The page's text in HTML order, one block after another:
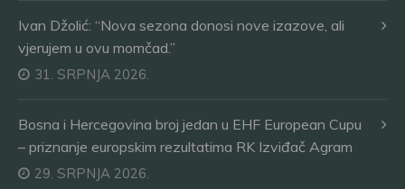
Ivan Džolić: “Nova sezona donosi nove izazove, ali
vjerujem u ovu momčad.”
31. SRPNJA 2026.
Bosna i Hercegovina broj jedan u EHF European Cupu
– priznanje europskim rezultatima RK Izviđač Agram
29. SRPNJA 2026.